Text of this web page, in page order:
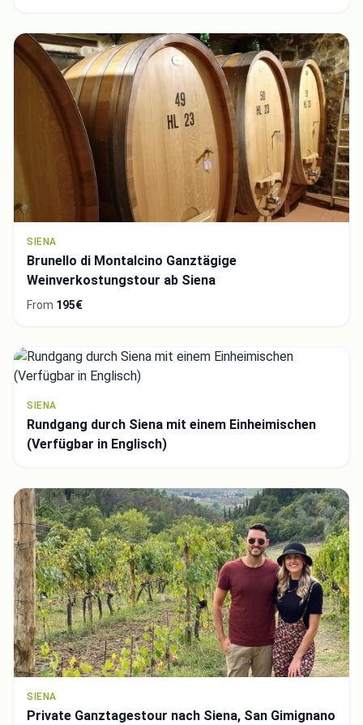
SIENA
Brunello di Montalcino Ganztägige
Weinverkostungstour ab Siena
From 195€
SIENA
Rundgang durch Siena mit einem Einheimischen
(Verfügbar in Englisch)
SIENA
Private Ganztagestour nach Siena, San Gimignano
Video choice:
Copy to Clipboard
Embed code